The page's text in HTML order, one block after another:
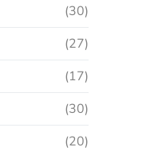
(30)
(27)
(17)
(30)
(20)